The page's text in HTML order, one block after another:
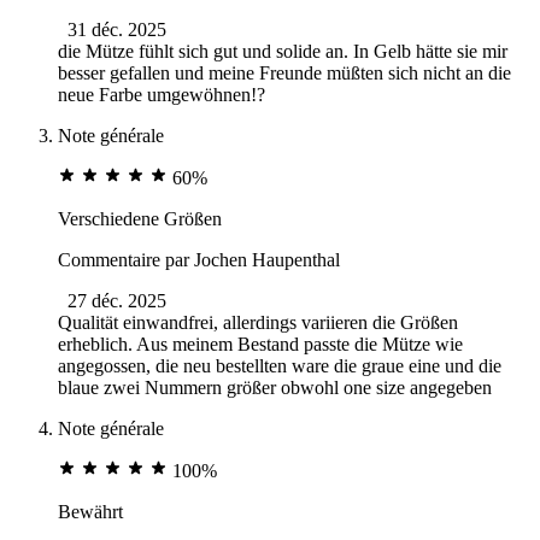
31 déc. 2025
die Mütze fühlt sich gut und solide an. In Gelb hätte sie mir
besser gefallen und meine Freunde müßten sich nicht an die
neue Farbe umgewöhnen!?
Note générale
60%
Verschiedene Größen
Commentaire parJochen Haupenthal
27 déc. 2025
Qualität einwandfrei, allerdings variieren die Größen
erheblich. Aus meinem Bestand passte die Mütze wie
angegossen, die neu bestellten ware die graue eine und die
blaue zwei Nummern größer obwohl one size angegeben
Note générale
100%
Bewährt